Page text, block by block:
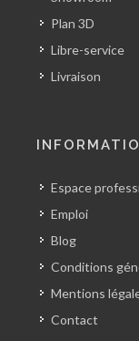
Plan 3D
Libre-service
Livraison
Espace
Emploi
Blog
Conditions
Mentions
Contact